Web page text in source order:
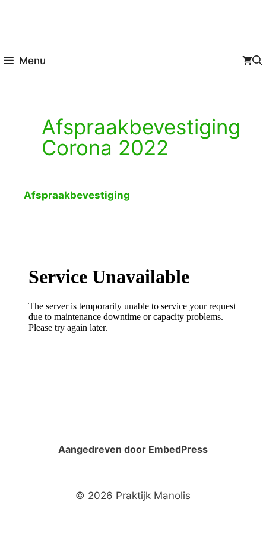
Menu
Afspraakbevestiging
Corona 2022
Afspraakbevestiging
Aangedreven door EmbedPress
© 2026 Praktijk Manolis